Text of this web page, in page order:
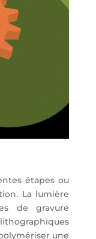
étapes ou
La lumière
de gravure
une